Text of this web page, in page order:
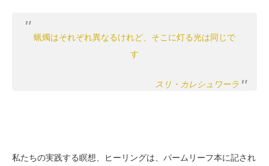
蝋燭はそれぞれ異なるけれど、そこに灯る光は同じで
す
ス リ・カレシュワーラ
私たちの実践する瞑想、ヒーリングは、パームリーフ本に記され